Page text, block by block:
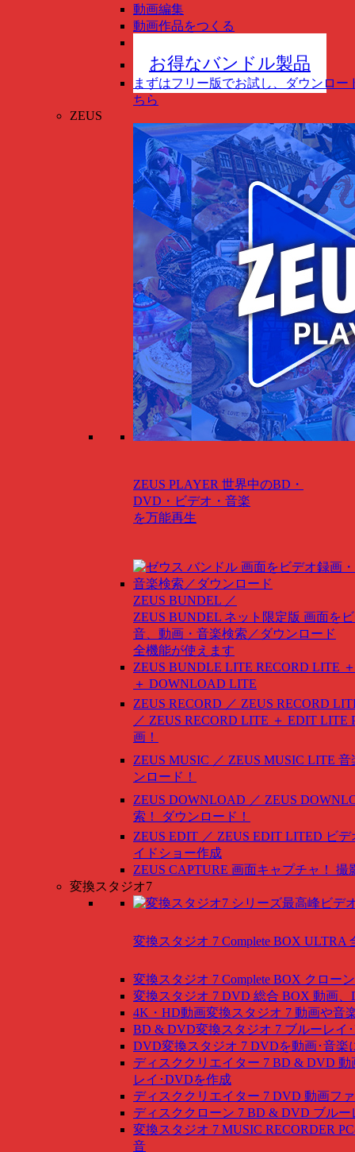
動画編集
動画作品をつくる
お得なバンドル製品
まずはフリー版でお試し、ダウンロー
ちら
ZEUS
ZEUS PLAYER 世界中のBD・
DVD・ビデオ・音楽
を万能再生
ZEUS BUNDEL ／
ZEUS BUNDEL ネット限定版 画面を
音、動画・音楽検索／ダウンロード
全機能が使えます
ZEUS BUNDLE LITE RECORD LITE
＋ DOWNLOAD LITE
ZEUS RECORD ／ ZEUS RECORD
／ ZEUS RECORD LITE ＋ EDIT LITE
画！
ZEUS MUSIC ／ ZEUS MUSIC LITE 音
ンロード！
ZEUS DOWNLOAD ／ ZEUS
索！ ダウンロード！
ZEUS EDIT ／ ZEUS EDIT LITED ビ
イドショー作成
ZEUS CAPTURE 画面キャプチャ！ 撮
変換スタジオ7
変換スタジオ 7 Complete BOX ULTRA
変換スタジオ 7 Complete BOX クロー
変換スタジオ 7 DVD 総合 BOX 動画、
4K・HD動画変換スタジオ 7 動画や音
BD & DVD変換スタジオ 7 ブルーレイ
DVD変換スタジオ 7 DVDを動画･音楽
ディスククリエイター 7 BD & DVD 動
レイ･DVDを作成
ディスククリエイター 7 DVD 動画フ
ディスククローン 7 BD & DVD ブルー
変換スタジオ 7 MUSIC RECORDER
音